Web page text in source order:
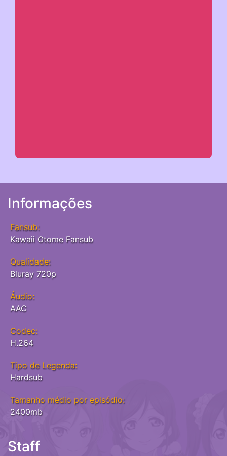
Informações
Fansub:
Kawaii Otome Fansub
Qualidade:
Bluray 720p
Áudio:
AAC
Codec:
H.264
Tipo de Legenda:
Hardsub
Tamanho médio por episódio:
2400mb
Staff